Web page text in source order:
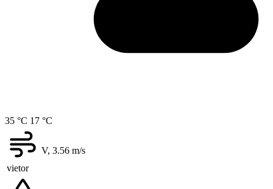
35 °C 17 °C
vietor
V, 3.56 m/s